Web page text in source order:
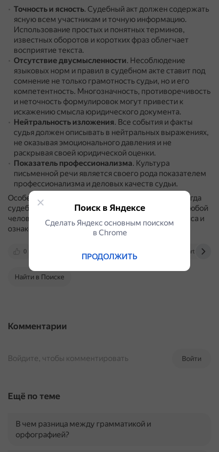
Точность и ясность. Судебный акт должен содержать
ясную всем участникам и точную информацию.
Использование простых и понятных терминов,
известных оборотов и коротких фраз облегчает
восприятие текста.
Отсутствие двусмысленности. Несоблюдение
языковых норм и правил в судебном акте ставит под
сомнение не только грамотность судьи, но и его
компетентность. Многозначность, противоречивость
и неточность формулировок могут привести к
искажению смысла юридического документа.
Нейтральность изложения. Все события и факты
судья должен описывать в нейтральных выражениях,
не оказывая эмоционального давления и не
раскрывая своей юридической оценки.
Показатель профессионализма. Культура
письменной речи является своего рода показателем
профессионализма и деловых качеств судьи.
Особенно важно соблюдать языковые правила, когда
судебные акты размещаются в сети Интернет, и любой
человек может проследить ход судебного процесса и
ознакомиться с материалами дела.
0 kartaslov.ru
Найти в Поиске
Комментарии
Войти
Войдите, чтобы комментировать
Ещё по теме
В чем разница между грамматикой и
орфографией?
Поиск в Яндексе
Сделать Яндекс основным поиском
в Сhrome
ПРОДОЛЖИТЬ